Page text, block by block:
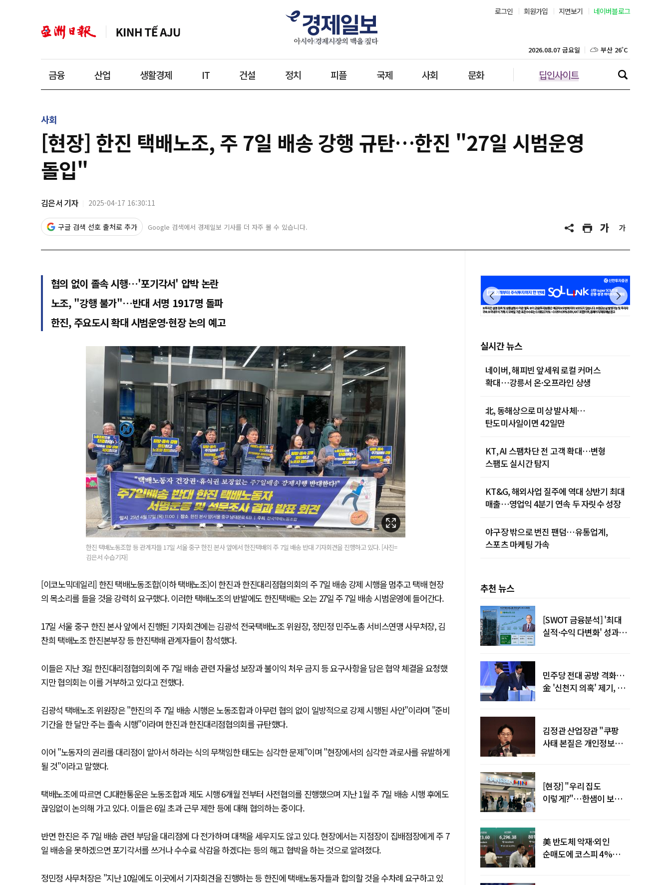
로그인 회원가입 지면보기 네이버블로그
금융 산업 생활경제 IT 건설 정치 피플 국제 사회 문화 딥인사이트
2026.08.07 금요일 대구 23˚C
인천 28˚C
사회
[현장] 한진 택배노조, 주 7일 배송 강행 규탄…한진 "27일 시범운영
돌입"
김은서 기자 2025-04-17 16:30:11
구글 검색 선호 출처로 추가 Google 검색에서 경제일보 기사를 더 자주 볼 수 있습니다.
협의 없이 졸속 시행…'포기각서' 압박 논란
노조, "강행 불가"…반대 서명 1917명 돌파
한진, 주요도시 확대 시범운영·현장 논의 예고
한진 택배노동조합 등 관계자들 17일 서울 중구 한진 본사 앞에서 한진택배의 주 7일 배송 반대 기자회견을 진행하고 있다. [사진=
김은서 수습기자]
[이코노믹데일리] 한진 택배노동조합(이하 택배노조)이 한진과 한진대리점협의회의 주 7일 배송 강제 시행을 멈추고 택배 현장
의 목소리를 들을 것을 강력히 요구했다. 이러한 택배노조의 반발에도 한진택배는 오는 27일 주 7일 배송 시범운영에 들어간다.
17일 서울 중구 한진 본사 앞에서 진행된 기자회견에는 김광석 전국택배노조 위원장, 정민정 민주노총 서비스연맹 사무처장, 김
찬희 택배노조 한진본부장 등 한진택배 관계자들이 참석했다.
이들은 지난 3일 한진대리점협의회에 주 7일 배송 관련 자율성 보장과 불이익 처우 금지 등 요구사항을 담은 협약 체결을 요청했
지만 협의회는 이를 거부하고 있다고 전했다.
김광석 택배노조 위원장은 "한진의 주 7일 배송 시행은 노동조합과 아무런 협의 없이 일방적으로 강제 시행된 사안"이라며 "준비
기간을 한 달만 주는 졸속 시행"이라며 한진과 한진대리점협의회를 규탄했다.
이어 "노동자의 권리를 대리점이 알아서 하라는 식의 무책임한 태도는 심각한 문제"이며 "현장에서의 심각한 과로사를 유발하게
될 것"이라고 말했다.
택배노조에 따르면 CJ대한통운은 노동조합과 제도 시행 6개월 전부터 사전협의를 진행했으며 지난 1월 주 7일 배송 시행 후에도
끊임없이 논의해 가고 있다. 이들은 6일 초과 근무 제한 등에 대해 협의하는 중이다.
반면 한진은 주 7일 배송 관련 부담을 대리점에 다 전가하며 대책을 세우지도 않고 있다. 현장에서는 지점장이 집배점장에게 주 7
일 배송을 못하겠으면 포기각서를 쓰거나 수수료 삭감을 하겠다는 등의 해고 협박을 하는 것으로 알려졌다.
정민정 사무처장은 "지난 10일에도 이곳에서 기자회견을 진행하는 등 한진에 택배노동자들과 합의할 것을 수차례 요구하고 있
실시간 뉴스
네이버, 해피빈 앞세워 로컬 커머스
확대…강릉서 온·오프라인 상생
北, 동해상으로 미상 발사체…
탄도미사일이면 42일만
KT, AI 스팸차단 전 고객 확대…변형
스팸도 실시간 탐지
KT&G, 해외사업 질주에 역대 상반기 최대
매출…영업익 4분기 연속 두 자릿수 성장
야구장 밖으로 번진 팬덤…유통업계,
스포츠 마케팅 가속
추천 뉴스
[SWOT 금융분석] '최대
실적·수익 다변화' 성과…
민주당 전대 공방 격화…
金 '신천지 의혹' 제기, 鄭
김정관 산업장관 "쿠팡
사태 본질은 개인정보
[현장] "우리 집도
이렇게?"…한샘이 보여준
美 반도체 악재·외인
순매도에 코스피 4%